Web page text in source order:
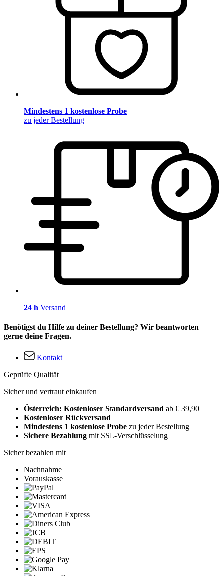
Mindestens 1 kostenlose Probe
zu jeder Bestellung
24 h Versand
Benötigst du Hilfe zu deiner Bestellung? Wir beantworten
gerne deine Fragen.
Kontakt
Geprüfte Qualität
Sicher und vertraut einkaufen
Österreich: Kostenloser Standardversand ab € 39,90
Kostenloser Rückversand
Mindestens 1 kostenlose Probe zu jeder Bestellung
Sichere Bezahlung mit SSL-Verschlüsselung
Sicher bezahlen mit
Nachnahme
Vorauskasse